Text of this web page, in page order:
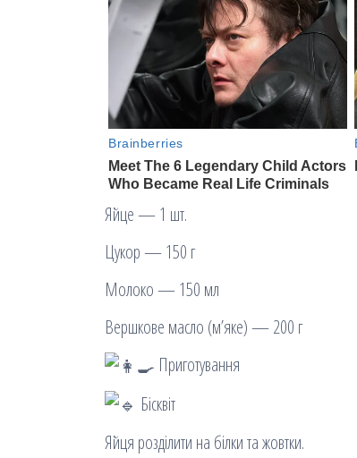
Яйце — 1 шт.
Цукор — 150 г
Молоко — 150 мл
Вершкове масло (м’яке) — 200 г
Приготування
Бісквіт
Яйця розділити на білки та жовтки.